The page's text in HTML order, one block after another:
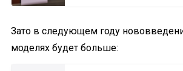
Зато в следующем году
моделях будет больше: